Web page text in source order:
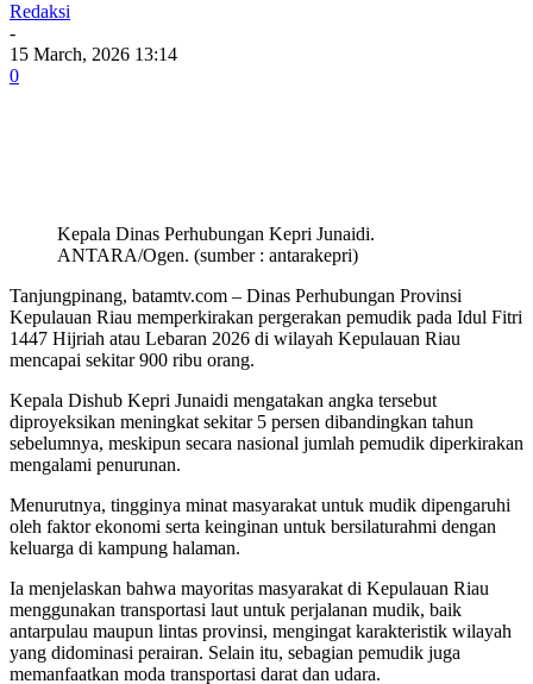
Redaksi
-
15 March, 2026 13:14
0
Kepala Dinas Perhubungan Kepri Junaidi.
ANTARA/Ogen. (sumber : antarakepri)
Tanjungpinang, batamtv.com – Dinas Perhubungan Provinsi
Kepulauan Riau memperkirakan pergerakan pemudik pada Idul Fitri
1447 Hijriah atau Lebaran 2026 di wilayah Kepulauan Riau
mencapai sekitar 900 ribu orang.
Kepala Dishub Kepri Junaidi mengatakan angka tersebut
diproyeksikan meningkat sekitar 5 persen dibandingkan tahun
sebelumnya, meskipun secara nasional jumlah pemudik diperkirakan
mengalami penurunan.
Menurutnya, tingginya minat masyarakat untuk mudik dipengaruhi
oleh faktor ekonomi serta keinginan untuk bersilaturahmi dengan
keluarga di kampung halaman.
Ia menjelaskan bahwa mayoritas masyarakat di Kepulauan Riau
menggunakan transportasi laut untuk perjalanan mudik, baik
antarpulau maupun lintas provinsi, mengingat karakteristik wilayah
yang didominasi perairan. Selain itu, sebagian pemudik juga
memanfaatkan moda transportasi darat dan udara.